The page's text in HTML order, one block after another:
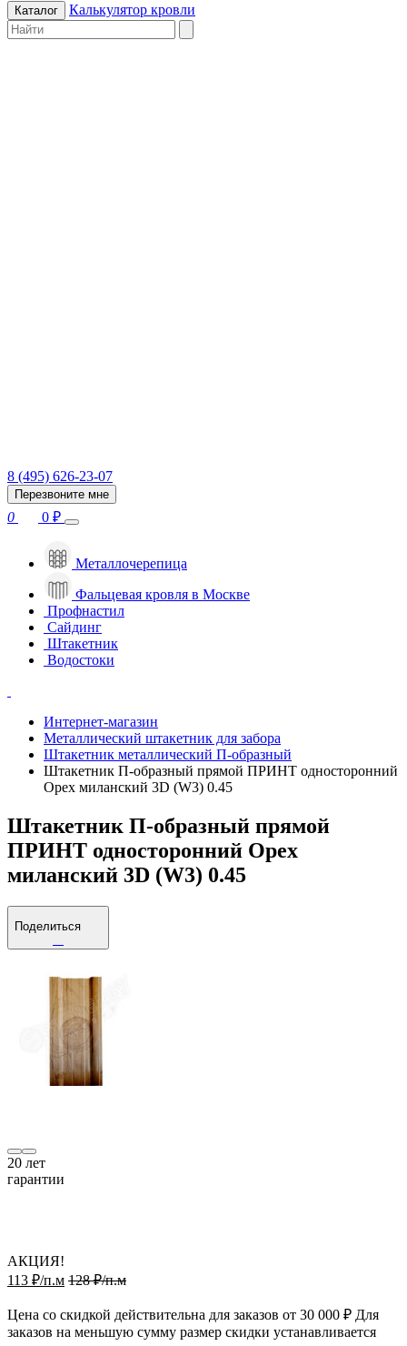
Каталог Калькулятор кровли
8 (495) 626-23-07
Перезвоните мне
0 0 ₽
Металлочерепица
Фальцевая кровля в Москве
Профнастил
Сайдинг
Штакетник
Водостоки
Интернет-магазин
Металлический штакетник для забора
Штакетник металлический П-образный
Штакетник П-образный прямой ПРИНТ односторонний
Орех миланский 3D (W3) 0.45
Штакетник П-образный прямой
ПРИНТ односторонний Орех
миланский 3D (W3) 0.45
Поделиться
20 лет
гарантии
АКЦИЯ!
113 ₽/п.м 128 ₽/п.м
Цена со скидкой действительна для заказов от 30 000 ₽ Для
заказов на меньшую сумму размер скидки устанавливается